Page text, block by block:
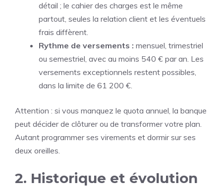
détail ; le cahier des charges est le même
partout, seules la relation client et les éventuels
frais diffèrent.
Rythme de versements : mensuel, trimestriel
ou semestriel, avec au moins 540 € par an. Les
versements exceptionnels restent possibles,
dans la limite de 61 200 €.
Attention : si vous manquez le quota annuel, la banque
peut décider de clôturer ou de transformer votre plan.
Autant programmer ses virements et dormir sur ses
deux oreilles.
2. Historique et évolution